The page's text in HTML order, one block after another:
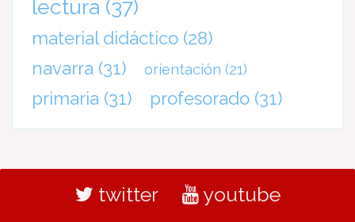
lectura (37)
material didáctico (28)
navarra (31) orientación (21)
primaria (31) profesorado (31)
twitter youtube